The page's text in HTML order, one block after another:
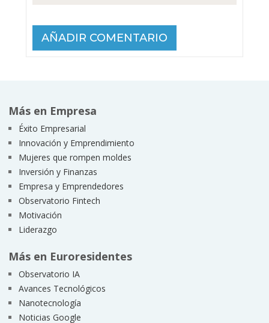
Más en Empresa
Éxito Empresarial
Innovación y Emprendimiento
Mujeres que rompen moldes
Inversión y Finanzas
Empresa y Emprendedores
Observatorio Fintech
Motivación
Liderazgo
Más en Euroresidentes
Observatorio IA
Avances Tecnológicos
Nanotecnología
Noticias Google